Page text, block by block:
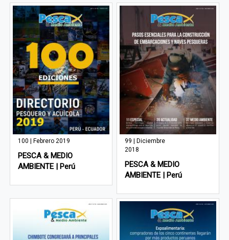
100 | Febrero 2019
PESCA & MEDIO
AMBIENTE | Perú
99 | Diciembre
2018
PESCA & MEDIO
AMBIENTE | Perú